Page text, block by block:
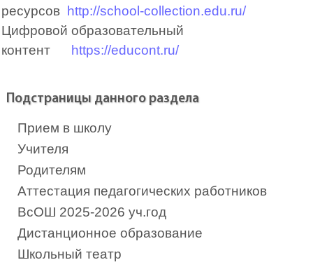
ресурсов
http://school-collection.edu.ru/
Цифровой образовательный
контент
https://educont.ru/
Подстраницы данного раздела
Прием в школу
Учителя
Родителям
Аттестация педагогических работников
ВсОШ 2025-2026 уч.год
Дистанционное образование
Школьный театр